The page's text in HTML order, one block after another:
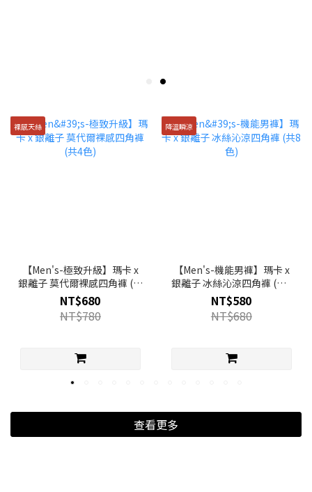
裸感天絲
【Men's-極致升級】瑪卡 x
銀離子 莫代爾裸感四角褲 (共
4色)
NT$680
NT$780
降溫瞬涼
【Men's-機能男褲】瑪卡 x
銀離子 冰絲沁涼四角褲 (共8
色)
NT$580
NT$680
查看更多